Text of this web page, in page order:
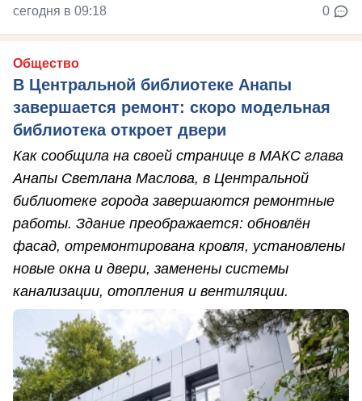
сегодня в 09:18 0
Общество
В Центральной библиотеке Анапы
завершается ремонт: скоро модельная
библиотека откроет двери
Как сообщила на своей странице в МАКС глава
Анапы Светлана Маслова, в Центральной
библиотеке города завершаются ремонтные
работы. Здание преображается: обновлён
фасад, отремонтирована кровля, установлены
новые окна и двери, заменены системы
канализации, отопления и вентиляции.